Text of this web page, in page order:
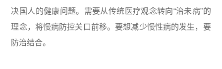
决国人的健康问题。需要从传统医疗观念转向“治未病”的
理念，将慢病防控关口前移。要想减少慢性病的发生，要
防治结合。